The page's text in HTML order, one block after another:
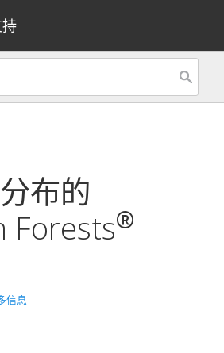
布的
Forests®
信息